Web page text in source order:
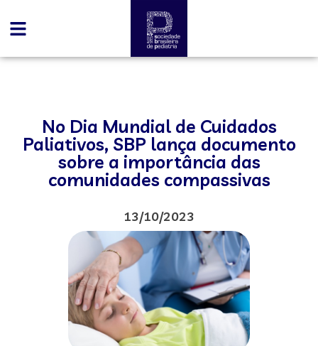
No Dia Mundial de Cuidados
Paliativos, SBP lança documento
sobre a importância das
comunidades compassivas
13/10/2023